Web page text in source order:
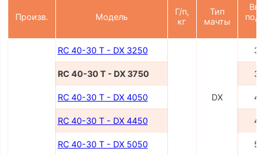
Произв. Модель
Г/п,
кг
Тип
мачты
RC 40-30 T - DX 3250
DX
RC 40-30 T - DX 3750
RC 40-30 T - DX 4050
RC 40-30 T - DX 4450
RC 40-30 T - DX 5050